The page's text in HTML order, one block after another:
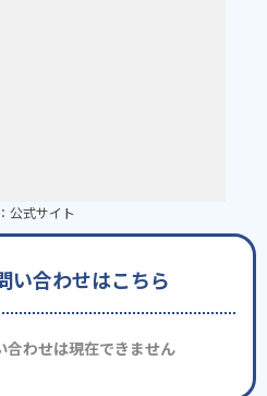
公式サイト
い合わせはこちら
合わせは現在できません